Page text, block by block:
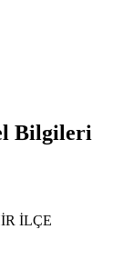
Bilgileri
İLÇE